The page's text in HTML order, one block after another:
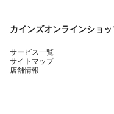
カインズオンラインショッ
サービス一覧
サイトマップ
店舗情報